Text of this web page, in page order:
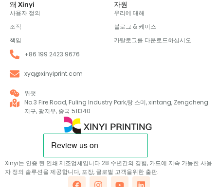
Xinyi는 인증 된 인쇄 제조업체입니다 28 수년간의 경험, 카드에 지속 가능한 사용
자 정의 솔루션을 제공합니다, 포장, 글로벌 고객을위한 출판.
왜 Xinyi
사용자 정의
조작
책임
자원
우리에 대해
블로그 & 케이스
카탈로그를 다운로드하십시오
+86 199 2423 9676
xyq@xinyiprint.com
위챗
No.3 Fire Road, Fuling Industry Park,탕 스미, xintang, Zengcheng
지구, 광저우, 중국 511340